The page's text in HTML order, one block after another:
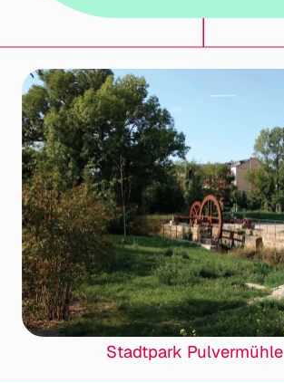
Stadtpark Pulvermühle